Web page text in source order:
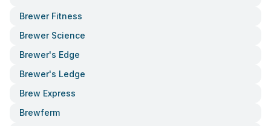
Brewer Fitness
Brewer Science
Brewer's Edge
Brewer's Ledge
Brew Express
Brewferm